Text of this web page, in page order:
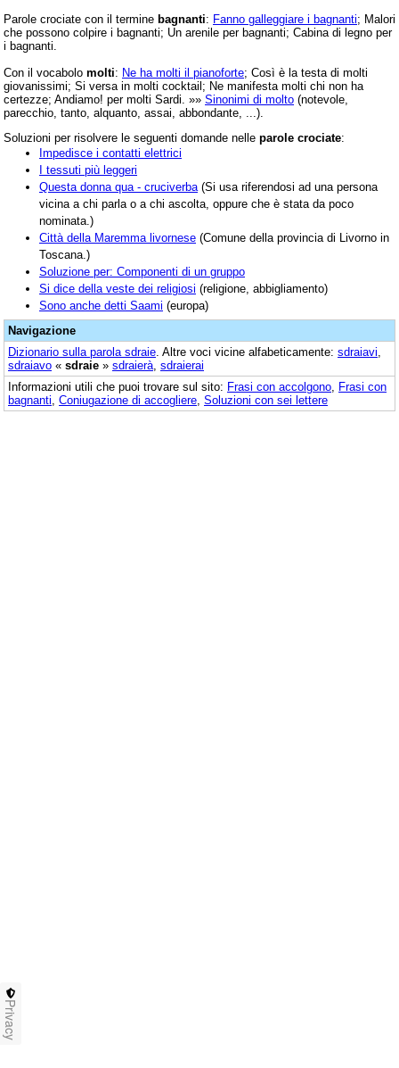
Parole crociate con il termine bagnanti: Fanno galleggiare i bagnanti; Malori
che possono colpire i bagnanti; Un arenile per bagnanti; Cabina di legno per
i bagnanti.
Con il vocabolo molti: Ne ha molti il pianoforte; Così è la testa di molti
giovanissimi; Si versa in molti cocktail; Ne manifesta molti chi non ha
certezze; Andiamo! per molti Sardi. »» Sinonimi di molto (notevole,
parecchio, tanto, alquanto, assai, abbondante, ...).
Soluzioni per risolvere le seguenti domande nelle parole crociate:
Impedisce i contatti elettrici
I tessuti più leggeri
Questa donna qua - cruciverba (Si usa riferendosi ad una persona
vicina a chi parla o a chi ascolta, oppure che è stata da poco
nominata.)
Città della Maremma livornese (Comune della provincia di Livorno in
Toscana.)
Soluzione per: Componenti di un gruppo
Si dice della veste dei religiosi (religione, abbigliamento)
Sono anche detti Saami (europa)
Navigazione
Dizionario sulla parola sdraie . Altre voci vicine alfabeticamente: sdraiavi
sdraiavo « sdraie » sdraierà sdraierai
Informazioni utili che puoi trovare sul sito: Frasi con accolgono Frasi con
bagnanti Coniugazione di accogliere Soluzioni con sei lettere
Privacy